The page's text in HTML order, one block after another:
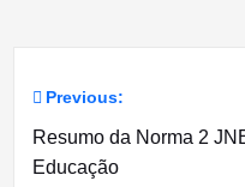
Navegação
de
Previous:
Resumo da Norma 2
Educação